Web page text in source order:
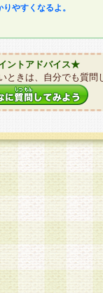
やすくなるよ。
ントアドバイス★
ときは、自分でも質問